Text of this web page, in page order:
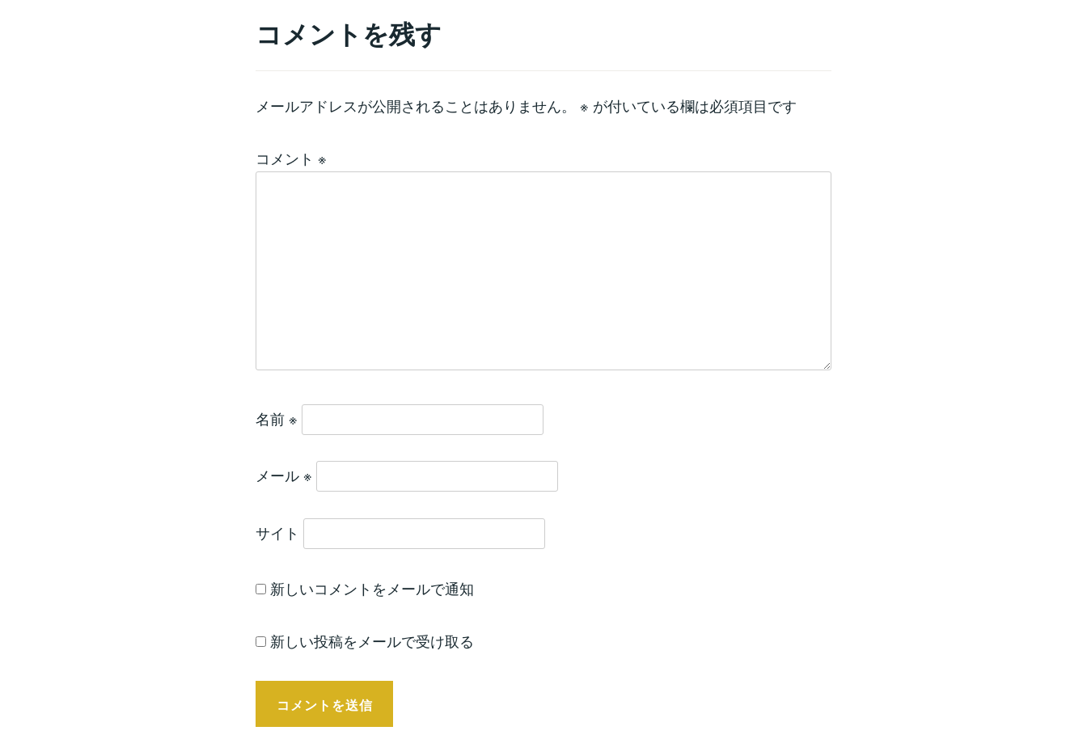
コメントを残す
メールアドレスが公開されることはありません。 ※ が付いている欄は必須項目です
コメント ※
名前 ※
メール ※
サイト
新しいコメントをメールで通知
新しい投稿をメールで受け取る